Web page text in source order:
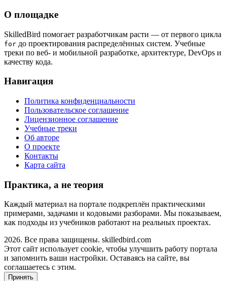
О площадке
SkilledBird помогает разработчикам расти — от первого цикла
for до проектирования распределённых систем. Учебные
треки по веб- и мобильной разработке, архитектуре, DevOps и
качеству кода.
Навигация
Политика конфиденциальности
Пользовательское соглашение
Лицензионное соглашение
Учебные треки
Об авторе
О проекте
Контакты
Карта сайта
Практика, а не теория
Каждый материал на портале подкреплён практическими
примерами, задачами и кодовыми разборами. Мы показываем,
как подходы из учебников работают на реальных проектах.
2026. Все права защищены. skilledbird.com
Этот сайт использует cookie, чтобы улучшить работу портала
и запомнить ваши настройки. Оставаясь на сайте, вы
соглашаетесь с этим.
Принять